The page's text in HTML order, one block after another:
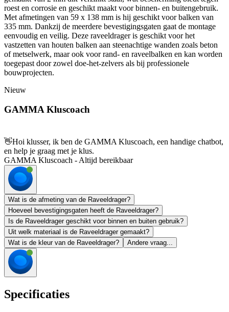
roest en corrosie en geschikt maakt voor binnen- en buitengebruik.
Met afmetingen van 59 x 138 mm is hij geschikt voor balken van
335 mm. Dankzij de meerdere bevestigingsgaten gaat de montage
eenvoudig en veilig. Deze raveeldrager is geschikt voor het
vastzetten van houten balken aan steenachtige wanden zoals beton
of metselwerk, maar ook voor rand- en raveelbalken en kan worden
toegepast door zowel doe-het-zelvers als bij professionele
bouwprojecten.
Nieuw
GAMMA Kluscoach
👋Hoi klusser, ik ben de GAMMA Kluscoach, een handige chatbot,
en help je graag met je klus.
GAMMA Kluscoach - Altijd bereikbaar
Wat is de afmeting van de Raveeldrager?
Hoeveel bevestigingsgaten heeft de Raveeldrager?
Is de Raveeldrager geschikt voor binnen en buiten gebruik?
Uit welk materiaal is de Raveeldrager gemaakt?
Wat is de kleur van de Raveeldrager?
Andere vraag...
Specificaties